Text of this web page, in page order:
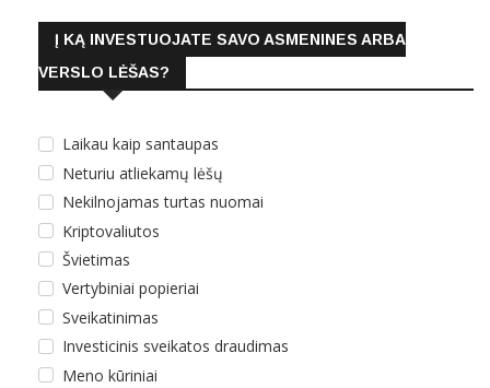
Į KĄ INVESTUOJATE SAVO ASMENINES ARBA
VERSLO LĖŠAS?
Laikau kaip santaupas
Neturiu atliekamų lėšų
Nekilnojamas turtas nuomai
Kriptovaliutos
Švietimas
Vertybiniai popieriai
Sveikatinimas
Investicinis sveikatos draudimas
Meno kūriniai